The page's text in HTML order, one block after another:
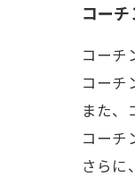
コー
コーチ
コーチ
また、
コーチ
さらに